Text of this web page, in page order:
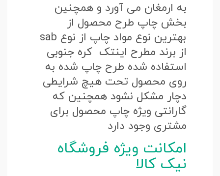
به ارمغان می آورد و همچنین
بخش چاپ طرح محصول از
بهترین نوع مواد چاپ از نوع sab
از برند مطرح اینتک کره جنوبی
استفاده شده طرح چاپ شده به
روی محصول تحت هیچ شرایطی
دچار مشکل نشود همچنین که
گارانتی ویژه چاپ محصول برای
مشتری وجود دارد
امکانت ویژه فروشگاه
نیک کالا